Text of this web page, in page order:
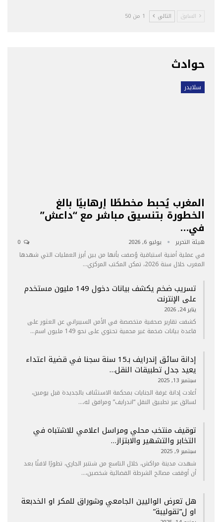
السابق التالي 1 من 50
حوادث
سلايدر
المغرب يُحبط مخططًا إرهابيًا بالغ
الخطورة بتنسيق مباشر مع “داعش”
في…
هيئة التحرير يوليو 6, 2026
في عملية أمنية استباقية وُصفت بأنها من بين أبرز العمليات التي شهدها
المغرب خلال سنة 2026، تمكن المكتب المركزي…
تسريب ضخم يكشف بيانات دخول 149 مليون مستخدم
على الإنترنت
يناير 24, 2026
كشفت تقارير صحفية متخصصة في الأمن السيبراني عن العثور على
قاعدة بيانات ضخمة غير محمية تحتوي على نحو 149 مليون اسم…
إدانة سائق إندرايف بـ15 سنة سجنا في قضية اعتداء
يعيد جدل تطبيقات النقل…
سبتمبر 13, 2025
أعادت إدانة غرفة الجنايات بمحكمة الاستئناف بالجديدة قبل يومين،
لسائق عبر تطبيق النقل “اندرايف” ومرافق له،…
توقيف منتخب محلي ومراسل اعلامي للاشتباه في
التخابر والتشهير والابتزاز…
سبتمبر 9, 2025
شهدت مدينة مراكش، خلال التاسع من شتنبر الجاري، تطورًا لافتًا بعد
أن أوقفت مصالح الشرطة القضائية شخصين،…
هل تعرض الواليين الجامعي وشوراق للمكر او الخدبعة
او ل”تقوليبة”